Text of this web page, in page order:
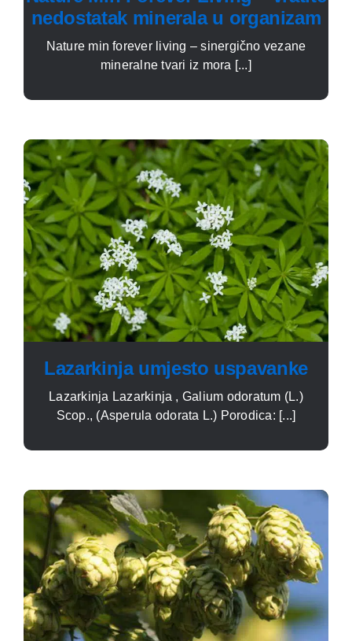
nedostatak minerala u organizam
Nature min forever living – sinergično vezane
mineralne tvari iz mora [...]
Lazarkinja umjesto uspavanke
Lazarkinja Lazarkinja , Galium odoratum (L.)
Scop., (Asperula odo­rata L.) Porodica: [...]